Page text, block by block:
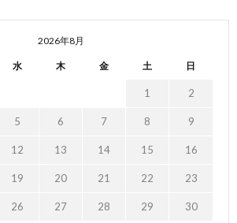
2026年8月
水 木 金 土 日
1 2
5 6 7 8 9
12 13 14 15 16
19 20 21 22 23
26 27 28 29 30